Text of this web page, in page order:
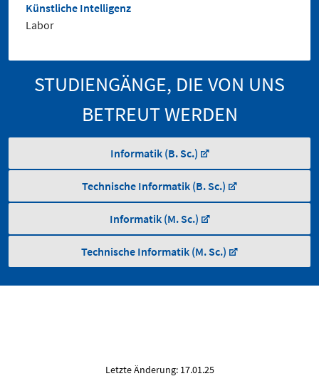
Künstliche Intelligenz
Labor
STUDIENGÄNGE, DIE VON UNS
BETREUT WERDEN
Informatik (B. Sc.)
Technische Informatik (B. Sc.)
Informatik (M. Sc.)
Technische Informatik (M. Sc.)
Letzte Änderung: 17.01.25